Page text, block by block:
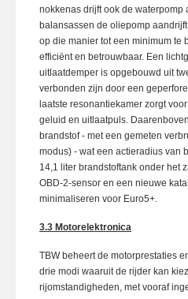
nokkenas drijft ook de waterpomp
balansassen de oliepomp
op die manier tot een minimum te
efficiënt en betrouwbaar. Een
uitlaatdemper is opgebouwd uit
verbonden zijn door een
laatste resonantiekamer zorgt
geluid en uitlaatpuls.
brandstof - met een gemeten
modus) - wat een actieradius van
14,1 liter brandstoftank onder het
OBD-2-sensor en een nieuwe
minimaliseren voor Euro5+.
3.3 Motorelektronica
TBW beheert de motorprestaties
drie modi waaruit de rijder kan
rijomstandigheden, met vooraf